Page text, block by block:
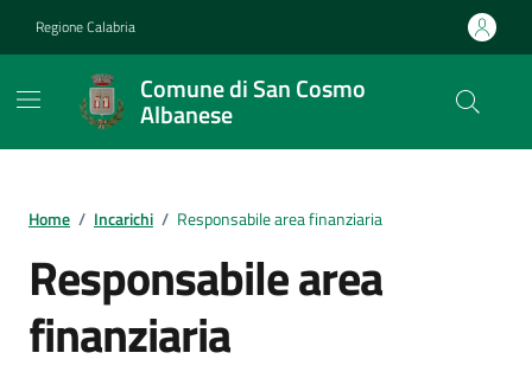
Regione Calabria
Comune di San Cosmo
Albanese
Home / Incarichi / Responsabile area finanziaria
Responsabile area
finanziaria